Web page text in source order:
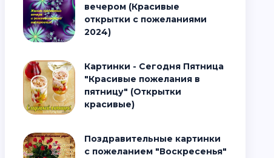
вечером (Красивые
открытки с пожеланиями
2024)
Картинки - Сегодня Пятница
"Красивые пожелания в
пятницу" (Открытки
красивые)
Поздравительные картинки
с пожеланием "Воскресенья"